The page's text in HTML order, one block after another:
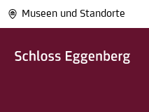
Museen und Standorte